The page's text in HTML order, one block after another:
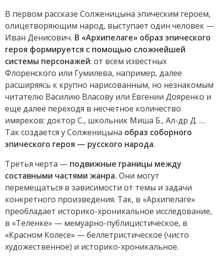
В первом рассказе Солженицына эпическим героем,
олицетворяющим народ, выступает один человек —
Иван Денисович. В «Архипелаге» образ эпического
героя формируется с помощью сложнейшей
системы персонажей: от всем известных
Флоренского или Гумилева, например, далее
расширяясь к крупно нарисованным, но незнакомым
читателю Василию Власову или Евгении Дояренко и
еще далее переходя в несчетное количество
имяреков: доктор С., школьник Миша Б., Ал-др Д. …
Так создается у Солженицына образ соборного
эпического героя — русского народа.
Третья черта — подвижные границы между
составными частями жанра. Они могут
перемещаться в зависимости от темы и задачи
конкретного произведения. Так, в «Архипелаге»
преобладает историко-хроникальное исследование,
в «Теленке» — мемуарно-публицистическое, в
«Красном Колесе» — беллетристическое (чисто
художественное) и историко-хроникальное.